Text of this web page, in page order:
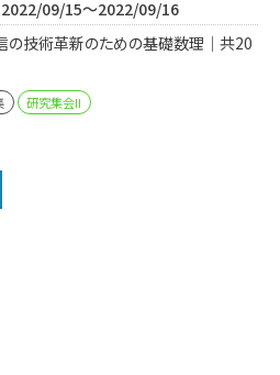
アクセス・お問合せ
2022/09/15～2022/09/16
の技術革新のための基礎数理｜共20
研究集会II